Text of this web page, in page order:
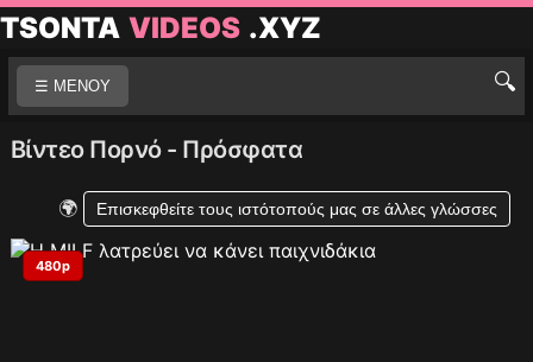
TSONTA VIDEOS .XYZ
☰ ΜΕΝΟΥ 🔍
Βίντεο Πορνό - Πρόσφατα
🌍 Επισκεφθείτε τους ιστότοπούς μας σε άλλες γλώσσες
480p